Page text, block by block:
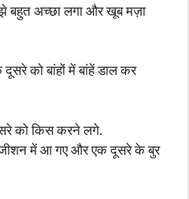
बहुत अच्छा लगा और खूब मज़ा
को बांहों में बांहें डाल कर
को किस करने लगे.
में आ गए और एक दूसरे के बुर